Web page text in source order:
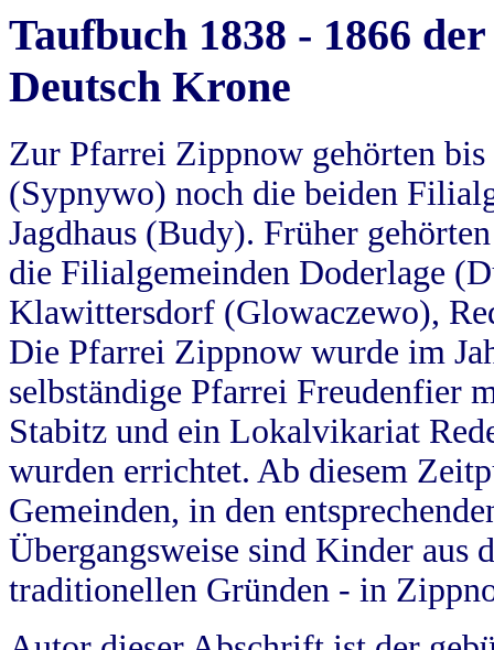
Taufbuch 1838 - 1866
Deutsch Krone
Zur Pfarrei Zippnow gehörten
(Sypnywo) noch die beiden
Jagdhaus (Budy). Früher
die Filialgemeinden Doderlage
Klawittersdorf (Glowaczewo),
Die Pfarrei Zippnow wurde im
selbständige Pfarrei Freudenfier
Stabitz und ein Lokalvikariat
wurden errichtet. Ab diesem
Gemeinden, in den
Übergangsweise sind Kinder aus
traditionellen Gründen - in